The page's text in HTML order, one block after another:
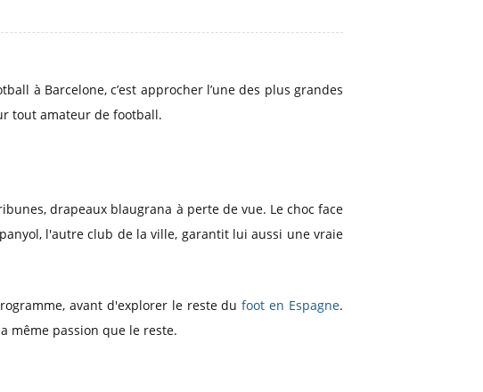
à Barcelone, c’est approcher l’une des plus grandes
tout amateur de football.
drapeaux blaugrana à perte de vue. Le choc face
l'autre club de la ville, garantit lui aussi une vraie
avant d'explorer le reste dufoot en Espagne.
même passion que le reste.